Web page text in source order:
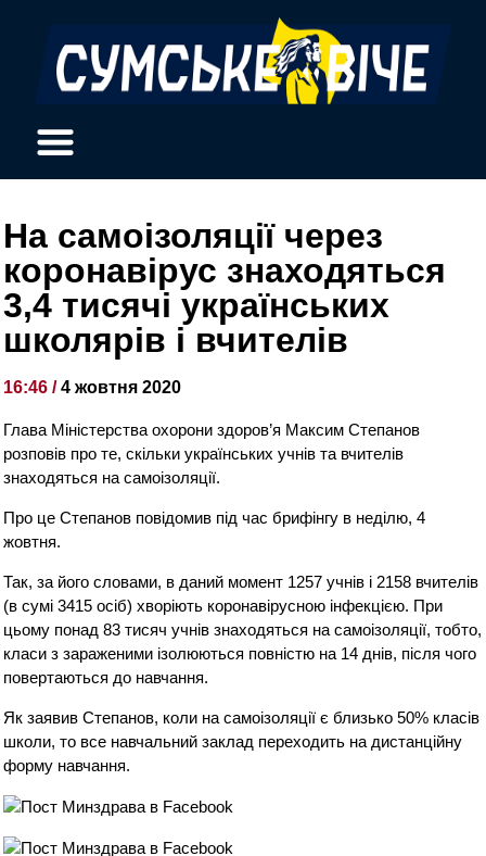
На самоізоляції через
коронавірус знаходяться
3,4 тисячі українських
школярів і вчителів
16:46 /4 жовтня 2020
Глава Міністерства охорони здоров’я Максим Степанов
розповів про те, скільки українських учнів та вчителів
знаходяться на самоізоляції.
Про це Степанов повідомив під час брифінгу в неділю, 4
жовтня.
Так, за його словами, в даний момент 1257 учнів і 2158 вчителів
(в сумі 3415 осіб) хворіють коронавірусною інфекцією. При
цьому понад 83 тисяч учнів знаходяться на самоізоляції, тобто,
класи з зараженими ізолюються повністю на 14 днів, після чого
повертаються до навчання.
Як заявив Степанов, коли на самоізоляції є близько 50% класів
школи, то все навчальний заклад переходить на дистанційну
форму навчання.